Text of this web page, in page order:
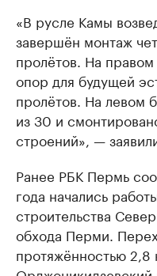
«В русле Камы
завершён монтаж
пролётов. На
опор для будущей
пролётов. На левом
из 30 и
строений», —
Ранее РБК Пермь
года начались
строительства
обхода Перми.
протяжённостью 2,8